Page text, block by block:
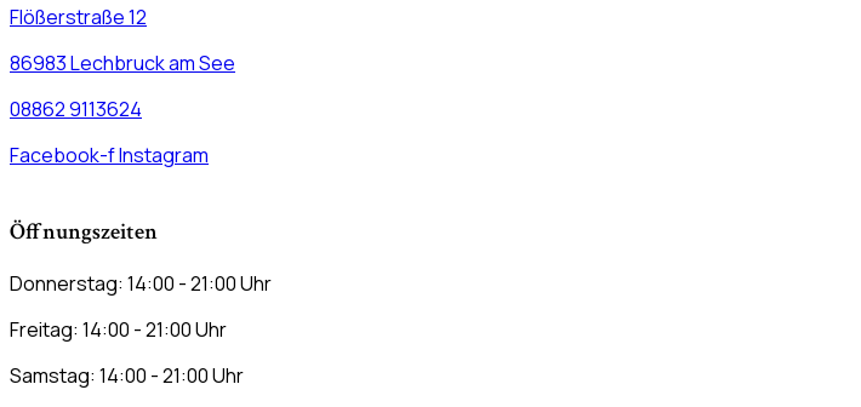
Flößerstraße 12
86983 Lechbruck am See
08862 9113624
Facebook-fInstagram
Öffnungszeiten
Donnerstag: 14:00 - 21:00 Uhr
Freitag: 14:00 - 21:00 Uhr
Samstag: 14:00 - 21:00 Uhr